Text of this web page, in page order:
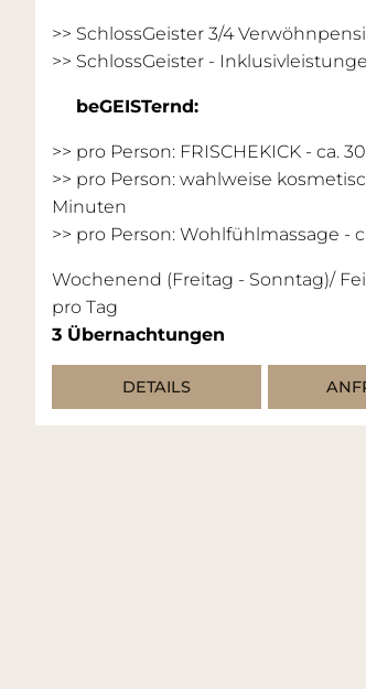
>> SchlossGeister 3/4
>> SchlossGeister -
beGEISTernd:
>> pro Person: FRISCHEKICK - ca.
>> pro Person: wahlweise
Minuten
>> pro Person: Wohlfühlmassage -
Wochenend (Freitag - Sonntag)/
pro Tag
3 Übernachtungen
DETAILS